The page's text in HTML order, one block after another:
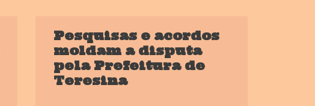
Pesquisas e acordos
moldam a disputa
pela Prefeitura de
Teresina